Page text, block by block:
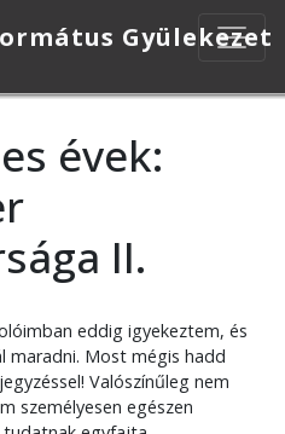
Gyülekezet
évek:
II.
eddig igyekeztem, és
maradni. Most mégis hadd
Valószínűleg nem
személyesen egészen